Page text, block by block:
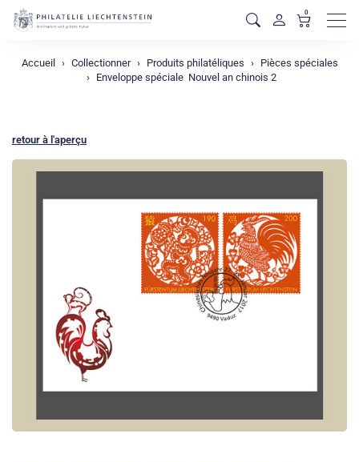
0
Accueil Collectionner Produits philatéliques
Pièces spéciales
Enveloppe spéciale  Nouvel an chinois 2
retour à l'aperçu